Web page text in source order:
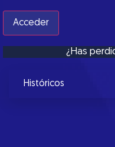
¿Has
Históricos